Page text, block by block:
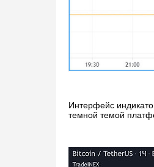
Интерфейс
темной темой